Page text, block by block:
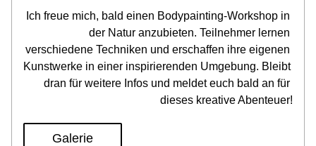
Ich freue mich, bald einen Bodypainting-Workshop in
der Natur anzubieten. Teilnehmer lernen
verschiedene Techniken und erschaffen ihre eigenen
Kunstwerke in einer inspirierenden Umgebung. Bleibt
dran für weitere Infos und meldet euch bald an für
dieses kreative Abenteuer!
Galerie